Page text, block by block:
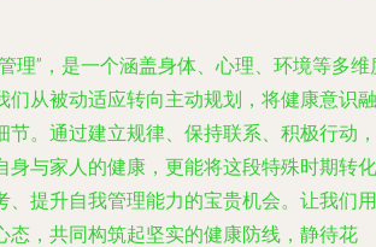
理”，是一个涵盖身体、心理、环境等多维
们从被动适应转向主动规划，将健康意识融
节。通过建立规律、保持联系、积极行动，
身与家人的健康，更能将这段特殊时期转化
、提升自我管理能力的宝贵机会。让我们用
态，共同构筑起坚实的健康防线，静待花